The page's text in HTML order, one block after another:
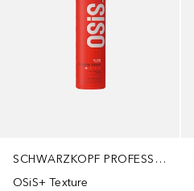
SCHWARZKOPF PROFESSIONAL
OSiS+ Texture